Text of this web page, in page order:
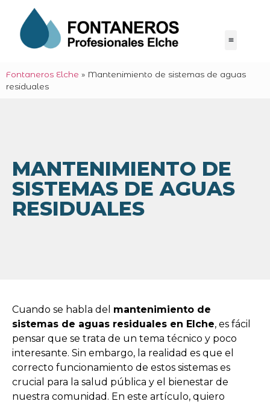
Fontaneros Elche » Mantenimiento de sistemas de aguas
residuales
MANTENIMIENTO DE
SISTEMAS DE AGUAS
RESIDUALES
Cuando se habla del mantenimiento de
sistemas de aguas residuales en Elche, es fácil
pensar que se trata de un tema técnico y poco
interesante. Sin embargo, la realidad es que el
correcto funcionamiento de estos sistemas es
crucial para la salud pública y el bienestar de
nuestra comunidad. En este artículo, quiero